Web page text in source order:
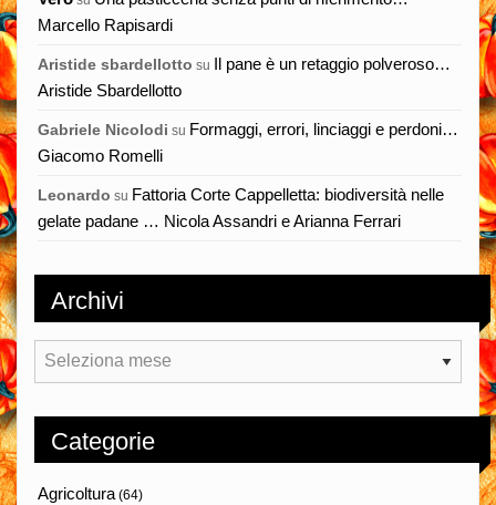
Marcello Rapisardi
Aristide sbardellotto su Il pane è un retaggio polveroso…
Aristide Sbardellotto
Gabriele Nicolodi su Formaggi, errori, linciaggi e perdoni…
Giacomo Romelli
Leonardo su Fattoria Corte Cappelletta: biodiversità nelle
gelate padane … Nicola Assandri e Arianna Ferrari
Archivi
Archivi
Categorie
Agricoltura(64)